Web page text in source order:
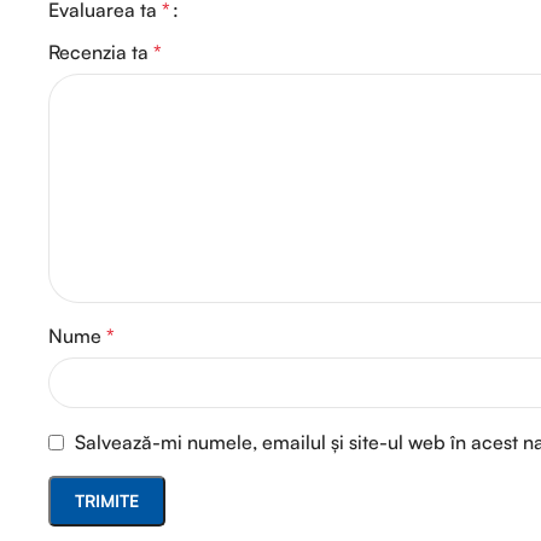
Evaluarea ta *
Recenzia ta *
Nume *
Salvează-mi numele, emailul și site-ul web în acest